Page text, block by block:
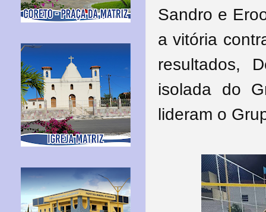
Sandro e
a vitória
resultados,
isolada do
lideram o